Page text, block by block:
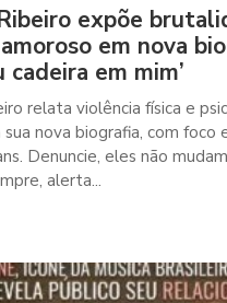
expõe
em nova
cadeira em mim’
relata violência física e
nova biografia, com foco
Denuncie, eles não
alerta...